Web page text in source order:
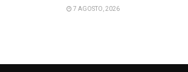
7 AGOSTO, 2026